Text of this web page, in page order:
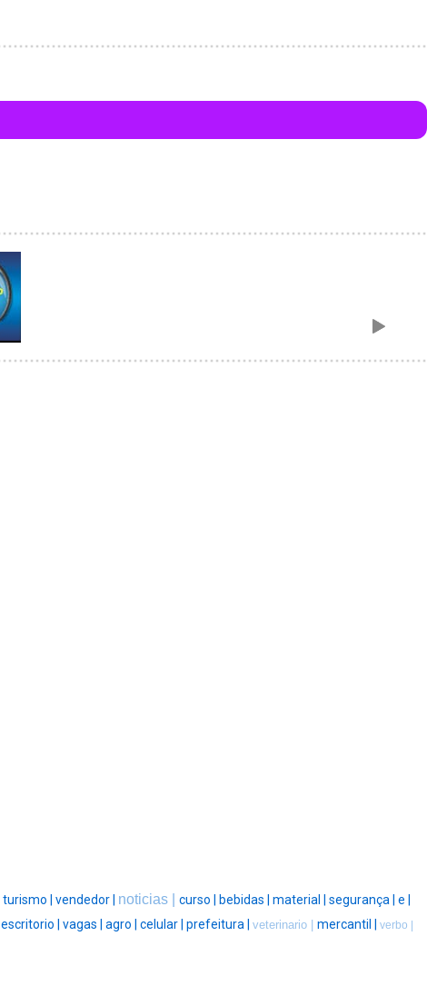
turismo | vendedor | noticias | curso | bebidas | material | segurança | e |
escritorio | vagas | agro | celular | prefeitura | veterinario | mercantil | verbo |